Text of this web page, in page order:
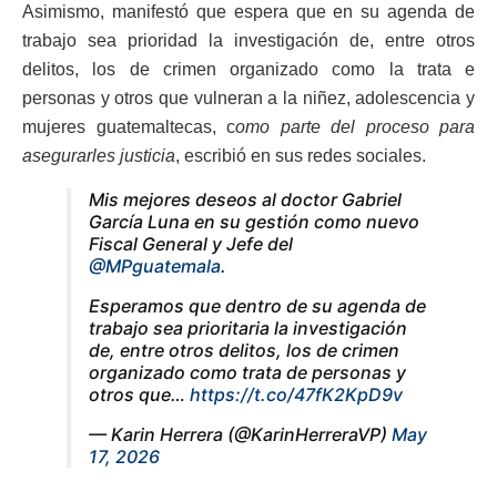
Asimismo, manifestó que espera que en su agenda de
trabajo sea prioridad la investigación de, entre otros
delitos, los de crimen organizado como la trata e
personas y otros que vulneran a la niñez, adolescencia y
mujeres guatemaltecas, como parte del proceso para
asegurarles justicia, escribió en sus redes sociales.
Mis mejores deseos al doctor Gabriel
García Luna en su gestión como nuevo
Fiscal General y Jefe del
@MPguatemala.
Esperamos que dentro de su agenda de
trabajo sea prioritaria la investigación
de, entre otros delitos, los de crimen
organizado como trata de personas y
otros que… https://t.co/47fK2KpD9v
— Karin Herrera (@KarinHerreraVP) May
17, 2026